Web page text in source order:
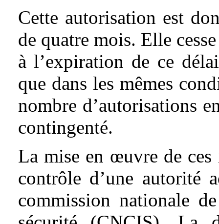
Cette autorisation est
de quatre mois. Elle
à l’expiration de ce
que dans les mêmes
nombre d’autorisations
contingenté.
La mise en œuvre de ces
contrôle d’une autorité
commission nationale